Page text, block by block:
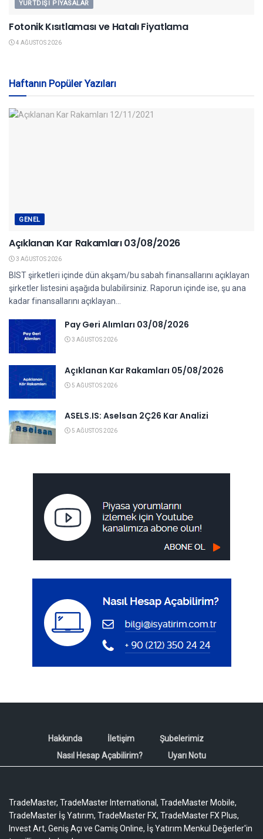
YURTDIŞI PIYASALAR
Fotonik Kısıtlaması ve Hatalı Fiyatlama
4 AĞUSTOS 2026
Haftanın Popüler Yazıları
GENEL
Açıklanan Kar Rakamları 03/08/2026
3 AĞUSTOS 2026
BIST şirketleri içinde dün akşam/bu sabah finansallarını açıklayan
şirketler listesini aşağıda bulabilirsiniz. Raporun içinde ise, şu ana
kadar finansallarını açıklayan...
Pay Geri Alımları 03/08/2026
3 AĞUSTOS 2026
Açıklanan Kar Rakamları 05/08/2026
5 AĞUSTOS 2026
ASELS.IS: Aselsan 2Ç26 Kar Analizi
5 AĞUSTOS 2026
Hakkında İletişim
Şubelerimiz
Nasıl Hesap Açabilirim?
Uyarı Notu
TradeMaster, TradeMaster International, TradeMaster Mobile,
TradeMaster İş Yatırım, TradeMaster FX, TradeMaster FX Plus,
Invest Art, Geniş Açı ve Camiş Online, İş Yatırım Menkul Değerler'in